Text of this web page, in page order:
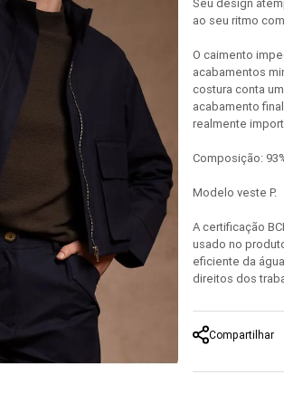
Seu design
ao seu ritmo
O caimento
acabamentos
costura conta
acabamento
realmente
Composição:
Modelo veste P.
A certificação
usado no
eficiente da
direitos dos
Compartilhar